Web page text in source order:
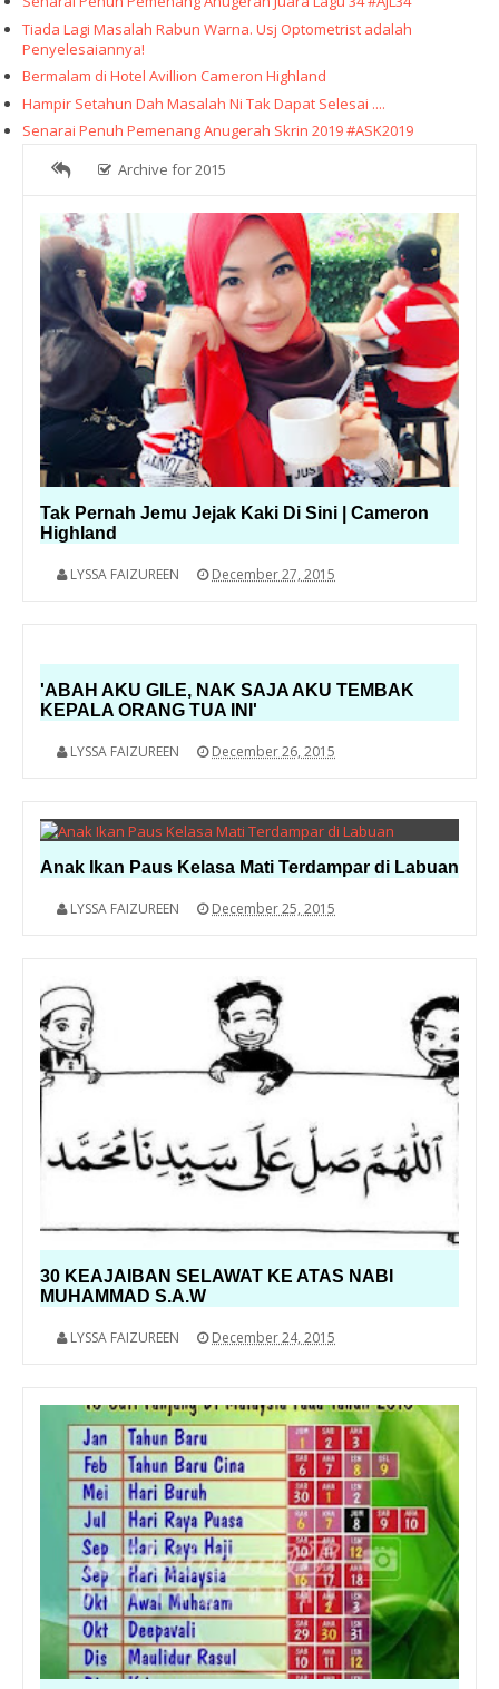
Tiada Lagi Masalah Rabun Warna. Usj Optometrist adalah
Penyelesaiannya!
Bermalam di Hotel Avillion Cameron Highland
Hampir Setahun Dah Masalah Ni Tak Dapat Selesai ....
Senarai Penuh Pemenang Anugerah Skrin 2019 #ASK2019
Archive for 2015
Tak Pernah Jemu Jejak Kaki Di Sini | Cameron
Highland
LYSSA FAIZUREEN December 27, 2015
'ABAH AKU GILE, NAK SAJA AKU TEMBAK
KEPALA ORANG TUA INI'
LYSSA FAIZUREEN December 26, 2015
Anak Ikan Paus Kelasa Mati Terdampar di Labuan
LYSSA FAIZUREEN December 25, 2015
30 KEAJAIBAN SELAWAT KE ATAS NABI
MUHAMMAD S.A.W
LYSSA FAIZUREEN December 24, 2015